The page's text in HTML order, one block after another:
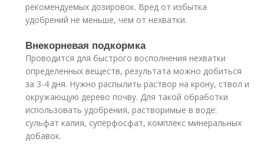
рекомендуемых дозировок. Вред от избытка
удобрений не меньше, чем от нехватки.
Внекорневая подкормка
Проводится для быстрого восполнения нехватки
определенных веществ, результата можно добиться
за 3-4 дня. Нужно распылить раствор на крону, ствол и
окружающую дерево почву. Для такой обработки
использовать удобрения, растворимые в воде:
сульфат калия, суперфосфат, комплекс минеральных
добавок.